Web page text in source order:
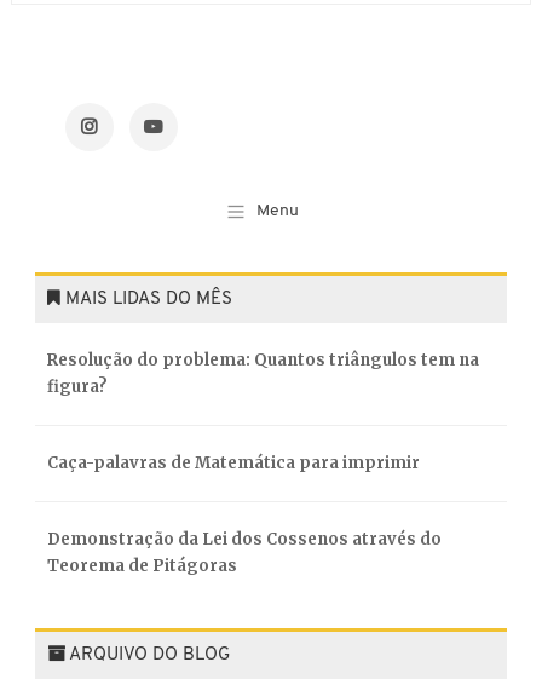
MAIS LIDAS DO MÊS
Resolução do problema: Quantos triângulos tem na
figura?
Caça-palavras de Matemática para imprimir
Demonstração da Lei dos Cossenos através do
Teorema de Pitágoras
ARQUIVO DO BLOG